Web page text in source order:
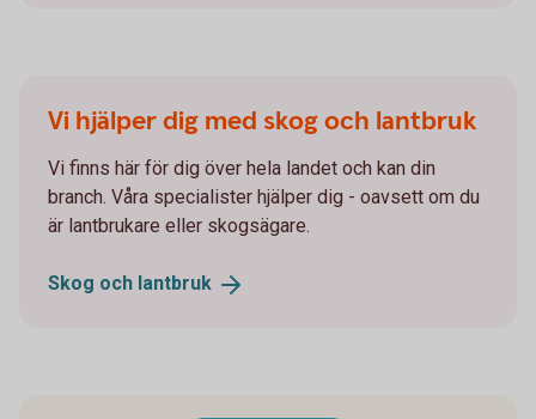
Vi hjälper dig med skog och lantbruk
Vi finns här för dig över hela landet och kan din
branch. Våra specialister hjälper dig - oavsett om du
är lantbrukare eller skogsägare.
Skog och lantbruk